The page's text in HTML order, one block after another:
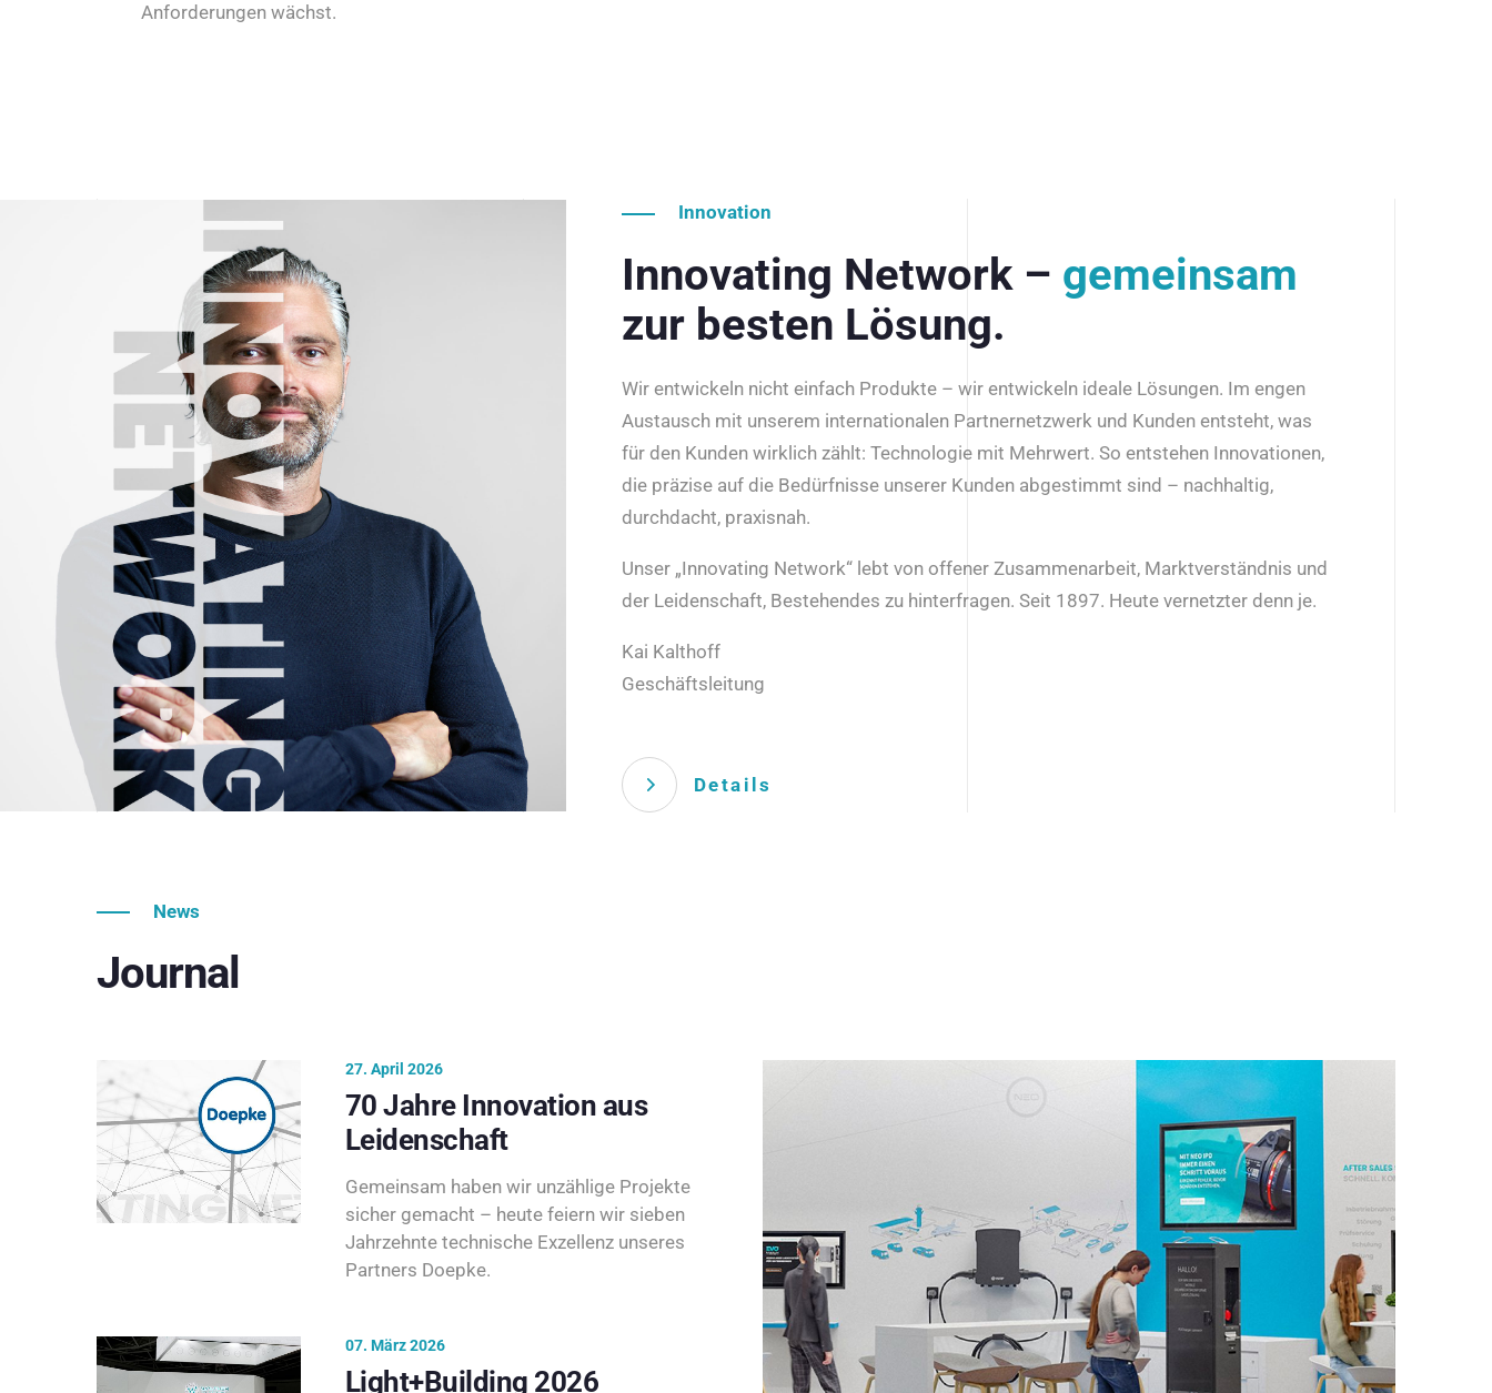
Anforderungen wächst.
Innovation
Innovating Network – gemeinsam
zur besten Lösung.
Wir entwickeln nicht einfach Produkte – wir entwickeln ideale Lösungen. Im engen
Austausch mit unserem internationalen Partnernetzwerk und Kunden entsteht, was
für den Kunden wirklich zählt: Technologie mit Mehrwert. So entstehen Innovationen,
die präzise auf die Bedürfnisse unserer Kunden abgestimmt sind – nachhaltig,
durchdacht, praxisnah.
Unser „Innovating Network“ lebt von offener Zusammenarbeit, Marktverständnis und
der Leidenschaft, Bestehendes zu hinterfragen. Seit 1897. Heute vernetzter denn je.
Kai Kalthoff
Geschäftsleitung
Details
News
Journal
27. April 2026
70 Jahre Innovation aus
Leidenschaft
Gemeinsam haben wir unzählige Projekte
sicher gemacht – heute feiern wir sieben
Jahrzehnte technische Exzellenz unseres
Partners Doepke.
07. März 2026
Light+Building 2026